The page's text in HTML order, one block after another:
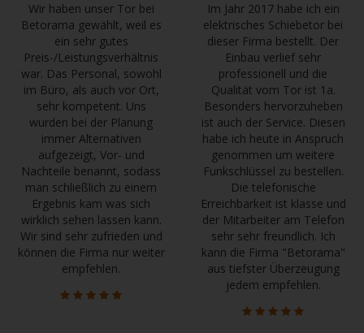
Wir haben unser Tor bei
Betorama gewählt, weil es
ein sehr gutes
Preis-/Leistungsverhältnis
war. Das Personal, sowohl
im Büro, als auch vor Ort,
sehr kompetent. Uns
wurden bei der Planung
immer Alternativen
aufgezeigt, Vor- und
Nachteile benannt, sodass
man schließlich zu einem
Ergebnis kam was sich
wirklich sehen lassen kann.
Wir sind sehr zufrieden und
können die Firma nur weiter
empfehlen.
Im Jahr 2017 habe ich ein
elektrisches Schiebetor bei
dieser Firma bestellt. Der
Einbau verlief sehr
professionell und die
Qualität vom Tor ist 1a.
Besonders hervorzuheben
ist auch der Service. Diesen
habe ich heute in Anspruch
genommen um weitere
Funkschlüssel zu bestellen.
Die telefonische
Erreichbarkeit ist klasse und
der Mitarbeiter am Telefon
sehr sehr freundlich. Ich
kann die Firma "Betorama"
aus tiefster Überzeugung
jedem empfehlen.